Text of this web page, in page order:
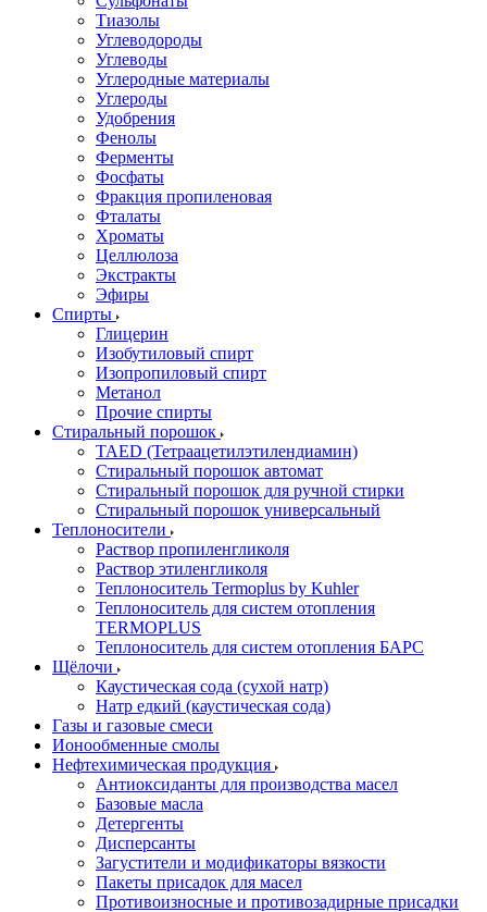
Тиазолы
Углеводороды
Углеводы
Углеродные материалы
Углероды
Удобрения
Фенолы
Ферменты
Фосфаты
Фракция пропиленовая
Фталаты
Хроматы
Целлюлоза
Экстракты
Эфиры
Спирты
Глицерин
Изобутиловый спирт
Изопропиловый спирт
Метанол
Прочие спирты
Стиральный порошок
TAED (Тетраацетилэтилендиамин)
Стиральный порошок автомат
Стиральный порошок для ручной стирки
Стиральный порошок универсальный
Теплоносители
Раствор пропиленгликоля
Раствор этиленгликоля
Теплоноситель Termoplus by Kuhler
Теплоноситель для систем отопления
TERMOPLUS
Теплоноситель для систем отопления БАРС
Щёлочи
Каустическая сода (сухой натр)
Натр едкий (каустическая сода)
Газы и газовые смеси
Ионообменные смолы
Нефтехимическая продукция
Антиоксиданты для производства масел
Базовые масла
Детергенты
Дисперсанты
Загустители и модификаторы вязкости
Пакеты присадок для масел
Противоизносные и противозадирные присадки